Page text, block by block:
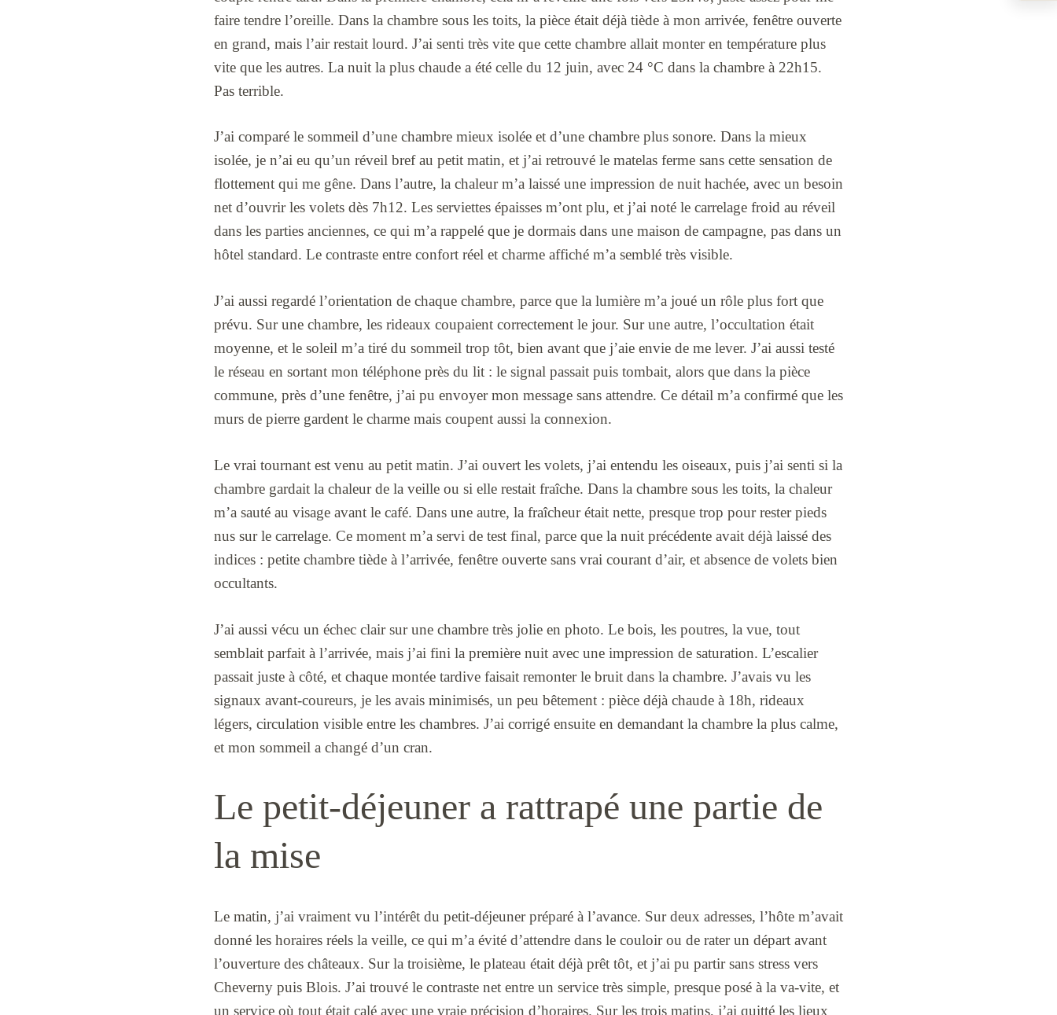
faire tendre l’oreille. Dans la chambre sous les toits, la pièce était déjà tiède à mon arrivée, fenêtre ouverte
en grand, mais l’air restait lourd. J’ai senti très vite que cette chambre allait monter en température plus
vite que les autres. La nuit la plus chaude a été celle du 12 juin, avec 24 °C dans la chambre à 22h15.
Pas terrible.
J’ai comparé le sommeil d’une chambre mieux isolée et d’une chambre plus sonore. Dans la mieux
isolée, je n’ai eu qu’un réveil bref au petit matin, et j’ai retrouvé le matelas ferme sans cette sensation de
flottement qui me gêne. Dans l’autre, la chaleur m’a laissé une impression de nuit hachée, avec un besoin
net d’ouvrir les volets dès 7h12. Les serviettes épaisses m’ont plu, et j’ai noté le carrelage froid au réveil
dans les parties anciennes, ce qui m’a rappelé que je dormais dans une maison de campagne, pas dans un
hôtel standard. Le contraste entre confort réel et charme affiché m’a semblé très visible.
J’ai aussi regardé l’orientation de chaque chambre, parce que la lumière m’a joué un rôle plus fort que
prévu. Sur une chambre, les rideaux coupaient correctement le jour. Sur une autre, l’occultation était
moyenne, et le soleil m’a tiré du sommeil trop tôt, bien avant que j’aie envie de me lever. J’ai aussi testé
le réseau en sortant mon téléphone près du lit : le signal passait puis tombait, alors que dans la pièce
commune, près d’une fenêtre, j’ai pu envoyer mon message sans attendre. Ce détail m’a confirmé que les
murs de pierre gardent le charme mais coupent aussi la connexion.
Le vrai tournant est venu au petit matin. J’ai ouvert les volets, j’ai entendu les oiseaux, puis j’ai senti si la
chambre gardait la chaleur de la veille ou si elle restait fraîche. Dans la chambre sous les toits, la chaleur
m’a sauté au visage avant le café. Dans une autre, la fraîcheur était nette, presque trop pour rester pieds
nus sur le carrelage. Ce moment m’a servi de test final, parce que la nuit précédente avait déjà laissé des
indices : petite chambre tiède à l’arrivée, fenêtre ouverte sans vrai courant d’air, et absence de volets bien
occultants.
J’ai aussi vécu un échec clair sur une chambre très jolie en photo. Le bois, les poutres, la vue, tout
semblait parfait à l’arrivée, mais j’ai fini la première nuit avec une impression de saturation. L’escalier
passait juste à côté, et chaque montée tardive faisait remonter le bruit dans la chambre. J’avais vu les
signaux avant-coureurs, je les avais minimisés, un peu bêtement : pièce déjà chaude à 18h, rideaux
légers, circulation visible entre les chambres. J’ai corrigé ensuite en demandant la chambre la plus calme,
et mon sommeil a changé d’un cran.
Le petit-déjeuner a rattrapé une partie de
la mise
Le matin, j’ai vraiment vu l’intérêt du petit-déjeuner préparé à l’avance. Sur deux adresses, l’hôte m’avait
donné les horaires réels la veille, ce qui m’a évité d’attendre dans le couloir ou de rater un départ avant
l’ouverture des châteaux. Sur la troisième, le plateau était déjà prêt tôt, et j’ai pu partir sans stress vers
Cheverny puis Blois. J’ai trouvé le contraste net entre un service très simple, presque posé à la va-vite, et
un service où tout était calé avec une vraie précision d’horaires. Sur les trois matins, j’ai quitté les lieux